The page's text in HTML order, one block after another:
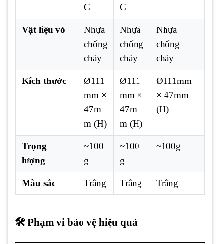
C
C
Vật liệu vỏ
Nhựa
chống
cháy
Nhựa
chống
cháy
Nhựa
chống
cháy
Kích thước
Ø111
mm ×
47m
m (H)
Ø111
mm ×
47m
m (H)
Ø111mm
× 47mm
(H)
Trọng
lượng
~100
g
~100
g
~100g
Màu sắc Trắng Trắng Trắng
🛠️ Phạm vi bảo vệ hiệu quả